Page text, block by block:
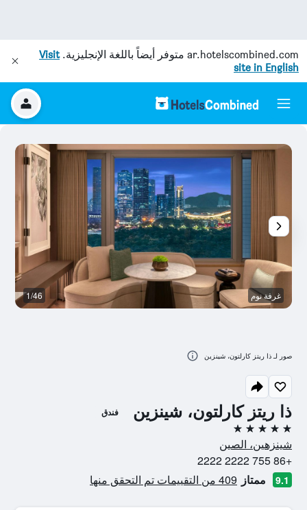
ar.hotelscombined.com متوفر أيضاً باللغة الإنجليزية.Visit
site in English
ذا ريتز كارلتون، شينزين فندق
5 نجوم
شينزهين، الصين
+86 755 2222 2222
9.1 ممتاز 409 من التقييمات تم التحقق منها
غرفة نوم 1/46
صور لـ ذا ريتز كارلتون، شينزين